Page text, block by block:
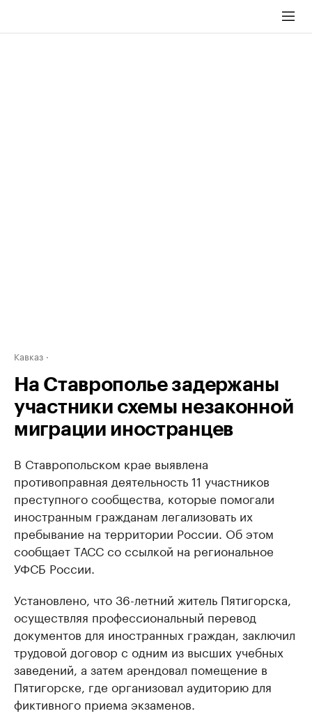
Кавказ
На Ставрополье задержаны
участники схемы незаконной
миграции иностранцев
В Ставропольском крае выявлена
противоправная деятельность 11 участников
преступного сообщества, которые помогали
иностранным гражданам легализовать их
пребывание на территории России. Об этом
сообщает ТАСС со ссылкой на региональное
УФСБ России.
Установлено, что 36-летний житель Пятигорска,
осуществляя профессиональный перевод
документов для иностранных граждан, заключил
трудовой договор с одним из высших учебных
заведений, а затем арендовал помещение в
Пятигорске, где организовал аудиторию для
фиктивного приема экзаменов.